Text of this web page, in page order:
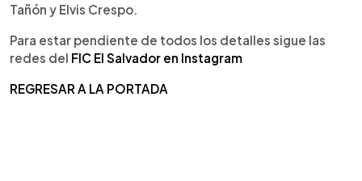
Tañón y Elvis Crespo.
Para estar pendiente de todos los detalles sigue las
redes del FIC El Salvador en Instagram
REGRESAR A LA PORTADA